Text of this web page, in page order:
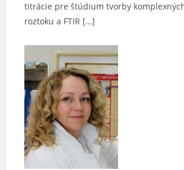
titrácie pre štúdium tvorby
roztoku a FTIR […]